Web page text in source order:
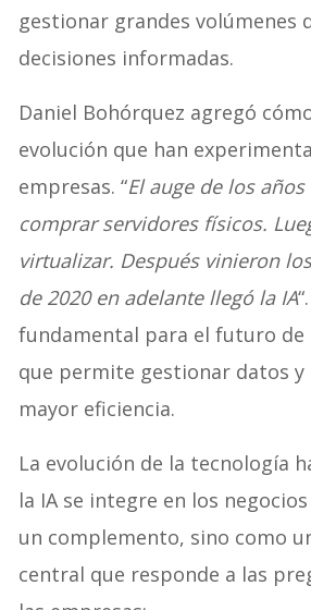
gestionar grandes volúmenes
decisiones informadas.
Daniel Bohórquez agregó
evolución que han
empresas. “El auge de los años
comprar servidores físicos.
virtualizar. Después vinieron
de 2020 en adelante llegó la IA
fundamental para el futuro de
que permite gestionar datos y
mayor eficiencia.
La evolución de la tecnología
la IA se integre en los
un complemento, sino como
central que responde a las